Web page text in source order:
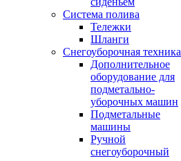
Система полива
Тележки
Шланги
Снегоуборочная техника
Дополнительное
оборудование для
подметально-
уборочных машин
Подметальные
машины
Ручной
снегоуборочный